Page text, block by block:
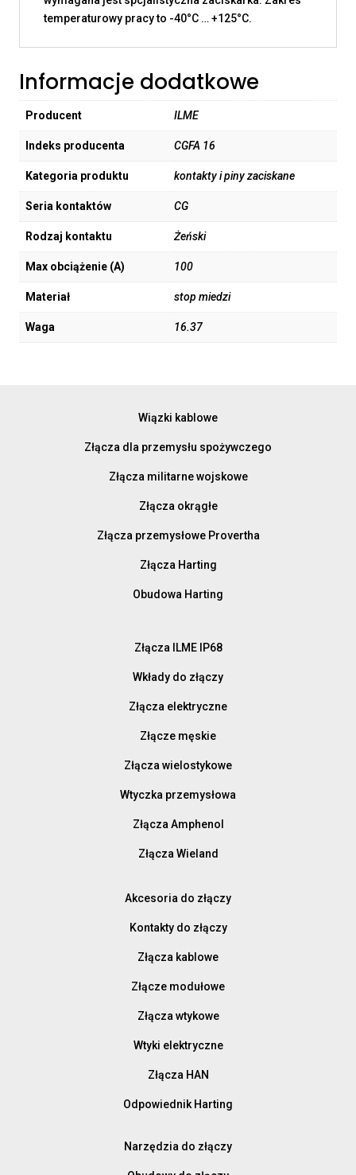
temperaturowy pracy to -40°C … +125°C.
Informacje dodatkowe
Producent ILME
Indeks producenta CGFA 16
Kategoria produktu kontakty i piny zaciskane
Seria kontaktów CG
Rodzaj kontaktu Żeński
Max obciążenie (A) 100
Materiał stop miedzi
Waga 16.37
Wiązki kablowe
Złącza dla przemysłu spożywczego
Złącza militarne wojskowe
Złącza okrągłe
Złącza przemysłowe Provertha
Złącza Harting
Obudowa Harting
Złącza ILME IP68
Wkłady do złączy
Złącza elektryczne
Złącze męskie
Złącza wielostykowe
Wtyczka przemysłowa
Złącza Amphenol
Złącza Wieland
Akcesoria do złączy
Kontakty do złączy
Złącza kablowe
Złącze modułowe
Złącza wtykowe
Wtyki elektryczne
Złącza HAN
Odpowiednik Harting
Narzędzia do złączy